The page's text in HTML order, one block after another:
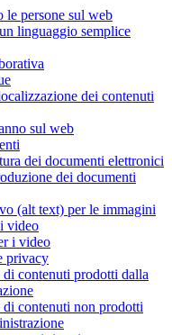
le persone sul web
linguaggio semplice
dei contenuti
sul web
dei documenti elettronici
dei documenti
(alt text) per le immagini
video
i video
privacy
contenuti prodotti dalla
contenuti non prodotti